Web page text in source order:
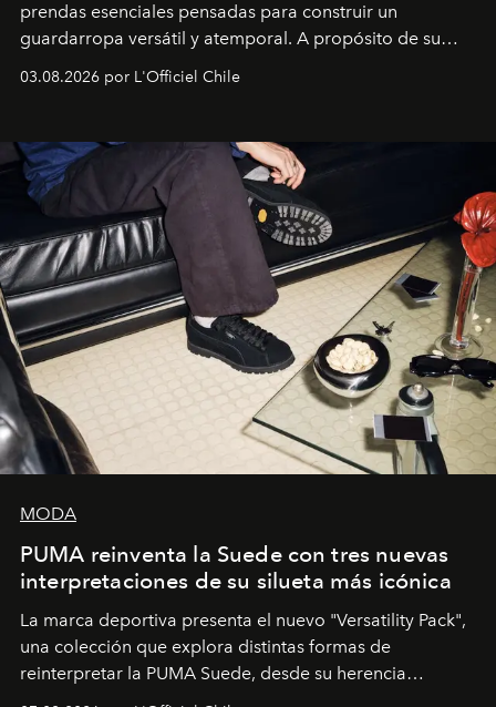
prendas esenciales pensadas para construir un
guardarropa versátil y atemporal. A propósito de su
lanzamiento, los fundadores de la firma neoyorquina y
la asesora creativa y jefa de diseño global de la marca
y la filosofía detrás de la propuesta.
03.08.2026 por L'Officiel Chile
MODA
PUMA reinventa la Suede con tres nuevas
interpretaciones de su silueta más icónica
La marca deportiva presenta el nuevo "Versatility Pack",
una colección que explora distintas formas de
reinterpretar la PUMA Suede, desde su herencia
deportiva hasta una mirada moderna inspirada en el